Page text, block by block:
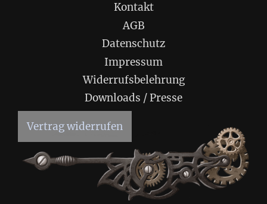
Kontakt
AGB
Datenschutz
Impressum
Widerrufsbelehrung
Downloads / Presse
Vertrag widerrufen